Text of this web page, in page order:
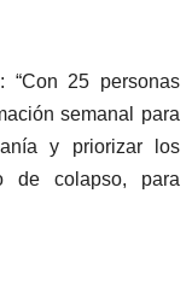
“Con 25 personas
semanal para
y priorizar los
de colapso, para